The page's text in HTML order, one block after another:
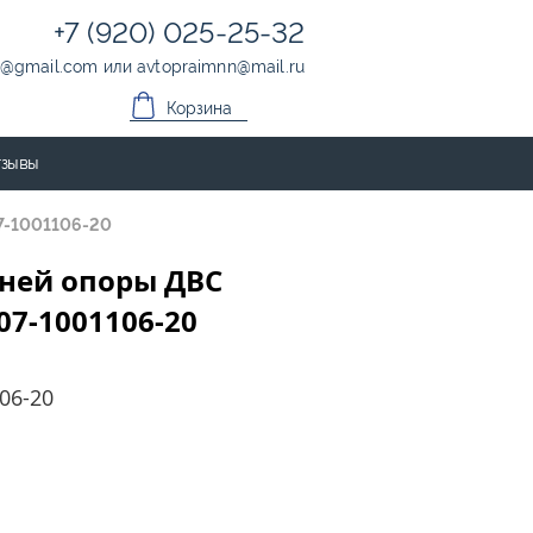
1001106-20
опоры ДВС
1001106-20
20
+7 (920) 025-25-32
@gmail.com илиavtopraimnn@mail.ru
Корзина